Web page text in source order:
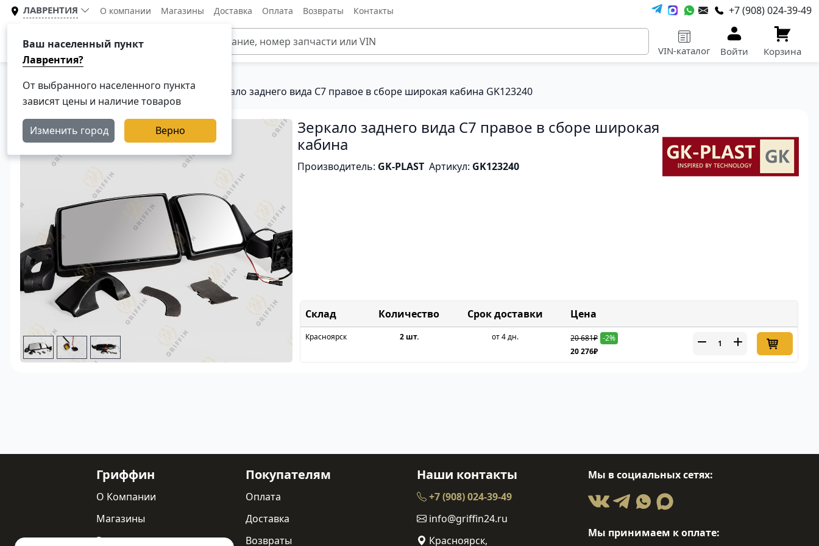
ЛАВРЕНТИЯ
Ваш населенный пункт
Лаврентия?
От выбранного населенного пункта
зависят цены и наличие товаров
Изменить город Верно
О компании Магазины Доставка Оплата Возвраты Контакты +7 (908) 024-39-49
Каталог
VIN-каталог Войти Корзина
Главная Каталог Кузовные детали Зеркало заднего вида C7 правое в сборе широкая кабина GK123240
Зеркало заднего вида C7 правое в сборе широкая
кабина
Производитель: GK-PLAST Артикул: GK123240
Склад Срок доставки Цена
Красноярск 2 шт. от 4 дн. 20 681₽ -2%
20 276₽
Гриффин
О Компании
Магазины
Реквизиты
Покупателям
Оплата
Доставка
Возвраты
Наши контакты
+7 (908) 024-39-49
info@griffin24.ru
Красноярск,
Мы в социальных сетях:
Мы принимаем к оплате: